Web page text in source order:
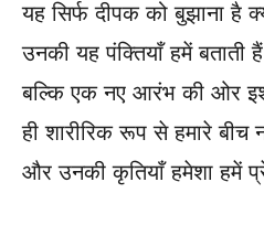
यह सिर्फ दीपक को बुझाना है
उनकी यह पंक्तियाँ हमें बताती
बल्कि एक नए आरंभ की ओर
ही शारीरिक रूप से हमारे
और उनकी कृतियाँ हमेशा हमें